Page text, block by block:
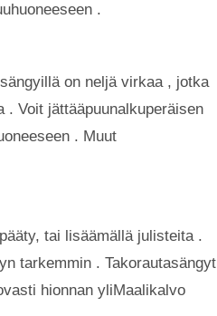
.
on neljä virkaa , jotka
Voit jättääpuunalkuperäisen
. Muut
tai lisäämällä julisteita .
tarkemmin . Takorautasängyt
hionnan yliMaalikalvo